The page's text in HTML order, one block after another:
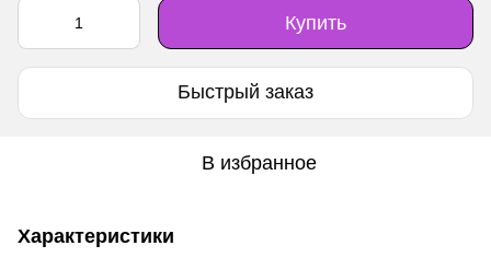
Купить
Быстрый заказ
В избранное
Характеристики